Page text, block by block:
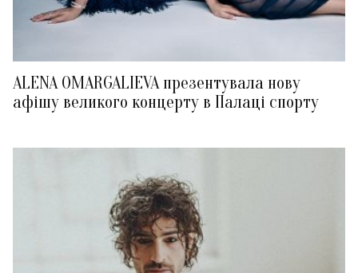
ALENA OMARGALIEVA презентувала нову
афішу великого концерту в Палаці спорту